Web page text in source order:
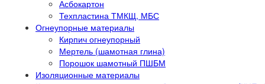
Асбокартон
Техпластина ТМКЩ, МБС
Огнеупорные материалы
Кирпич огнеупорный
Мертель (шамотная глина)
Порошок шамотный ПШБМ
Изоляционные материалы